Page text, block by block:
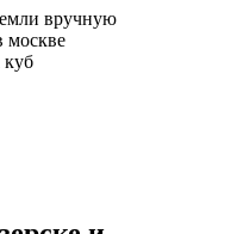
вручную
москве
куб